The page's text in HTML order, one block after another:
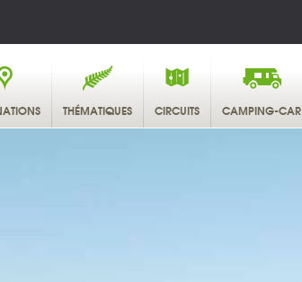
THÉMATIQUES CIRCUITS CAMPING-CAR